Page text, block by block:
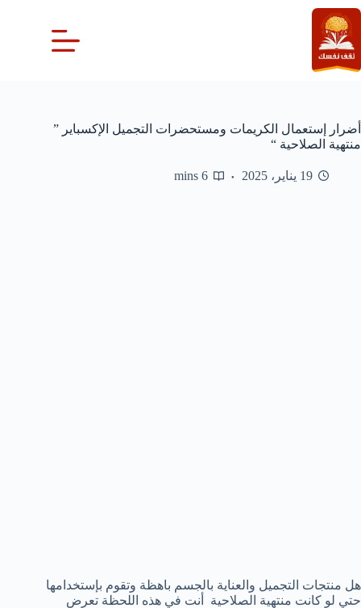
التجاوز
إلى
المحتوى
أضرار إستعمال الكريمات ومستحضرات التجميل الإكسباير ”
منتهية الصلاحية “
19 يناير، 2025 6 mins
هل منتجات التجميل والعناية بالجسم باهظة وتقوم بإستخدامها
حتي لو كانت منتهية الصلاحية أنت في هذه اللحظة تعرض